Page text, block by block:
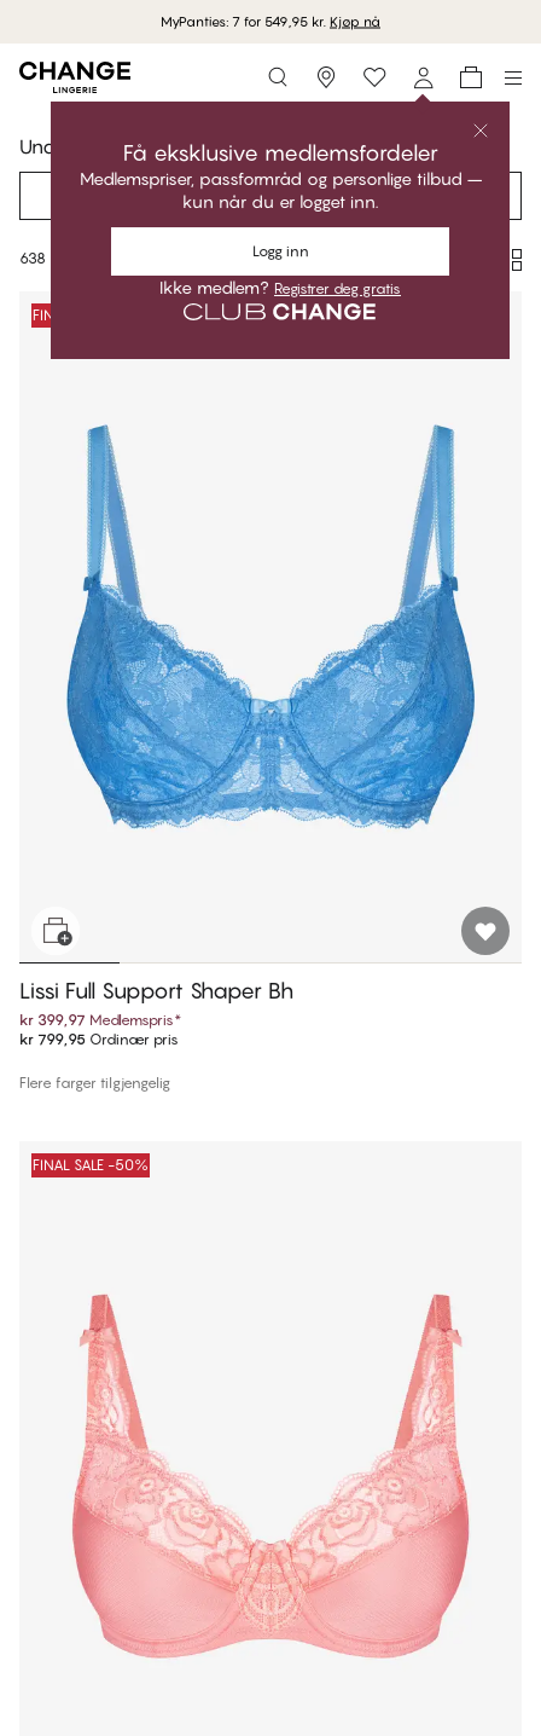
MyPanties: 7 for 549,95 kr. Kjøp nå
Storefinder
Få eksklusive medlemsfordeler
Medlemspriser, passformråd og personlige tilbud –
kun når du er logget inn.
Logg inn
Ikke medlem? Registrer deg gratis
Undertøy
Filter Anbefalt
638 products
Produkter
FINAL SALE -50%
Lissi Full Support Shaper Bh
kr 399,97 Medlemspris*
kr 799,95 Ordinær pris
Flere farger tilgjengelig
FINAL SALE -50%